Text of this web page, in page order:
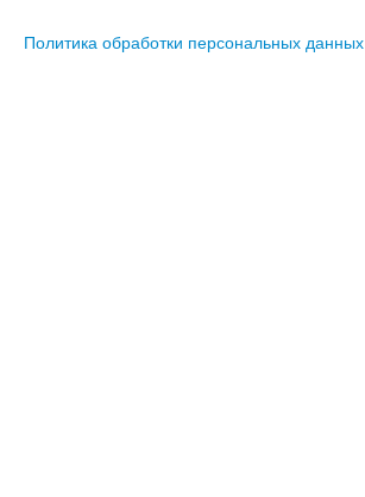
Политика обработки персональных данных